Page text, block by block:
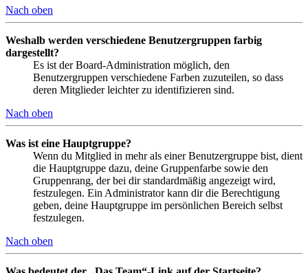
Nach oben
Weshalb werden verschiedene Benutzergruppen farbig
dargestellt?
Es ist der Board-Administration möglich, den
Benutzergruppen verschiedene Farben zuzuteilen, so dass
deren Mitglieder leichter zu identifizieren sind.
Nach oben
Was ist eine Hauptgruppe?
Wenn du Mitglied in mehr als einer Benutzergruppe bist, dient
die Hauptgruppe dazu, deine Gruppenfarbe sowie den
Gruppenrang, der bei dir standardmäßig angezeigt wird,
festzulegen. Ein Administrator kann dir die Berechtigung
geben, deine Hauptgruppe im persönlichen Bereich selbst
festzulegen.
Nach oben